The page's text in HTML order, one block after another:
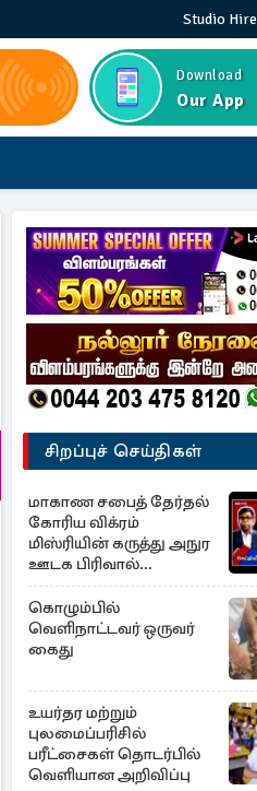
Studio Hire
Download
Our App
சிறப்புச் செய்திகள்
மாகாண சபைத் தேர்தல்
கோரிய விக்ரம்
மிஸ்ரியின் கருத்து அநுர
ஊடக பிரிவால்
அமுக்கப்பட்டது ஏன்...!
கொழும்பில்
வெளிநாட்டவர் ஒருவர்
கைது
உயர்தர மற்றும்
புலமைப்பரிசில்
பரீட்சைகள் தொடர்பில்
வெளியான அறிவிப்பு